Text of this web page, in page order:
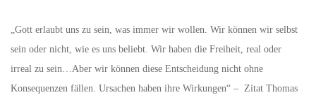
„Gott erlaubt uns zu sein, was immer wir wollen. Wir können wir selbst
sein oder nicht, wie es uns beliebt. Wir haben die Freiheit, real oder
irreal zu sein…Aber wir können diese Entscheidung nicht ohne
Konsequenzen fällen. Ursachen haben ihre Wirkungen“ – Zitat Thomas